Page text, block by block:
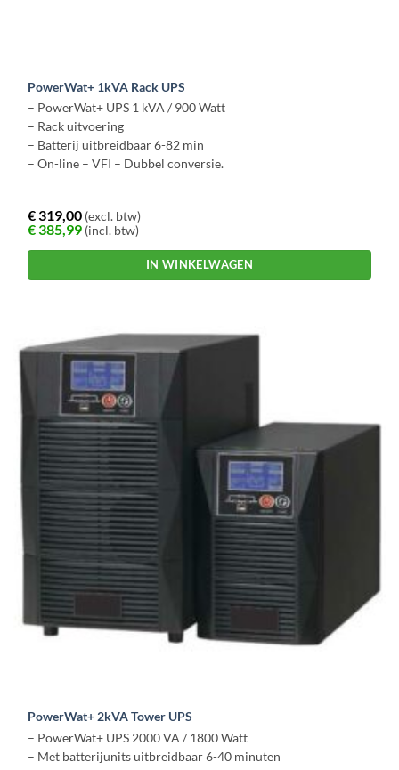
PowerWat+ 1kVA Rack UPS
– PowerWat+ UPS 1 kVA / 900 Watt
– Rack uitvoering
– Batterij uitbreidbaar 6-82 min
– On-line – VFI – Dubbel conversie.
€319,00 (excl. btw)
€385,99 (incl. btw)
IN WINKELWAGEN
meerdere
variaties.
kan
gekozen
worden
productpagina
PowerWat+ 2kVA Tower UPS
– PowerWat+ UPS 2000 VA / 1800 Watt
– Met batterijunits uitbreidbaar 6-40 minuten